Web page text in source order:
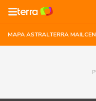
MAPA ASTRALTERRA MAIL